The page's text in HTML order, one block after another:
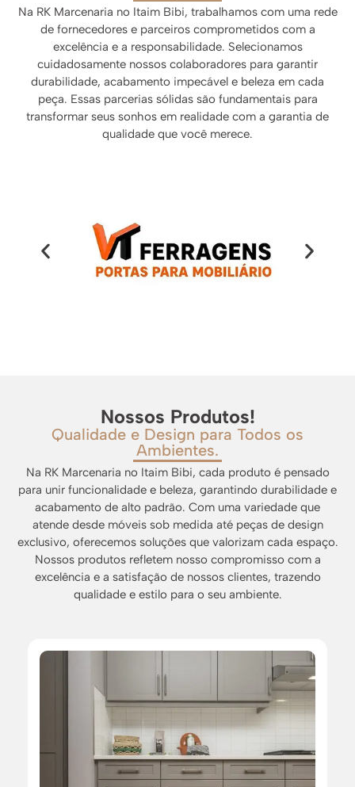
Na RK Marcenaria no Itaim Bibi, trabalhamos com uma rede
de fornecedores e parceiros comprometidos com a
excelência e a responsabilidade. Selecionamos
cuidadosamente nossos colaboradores para garantir
durabilidade, acabamento impecável e beleza em cada
peça. Essas parcerias sólidas são fundamentais para
transformar seus sonhos em realidade com a garantia de
qualidade que você merece.
Nossos Produtos!
Qualidade e Design para Todos os
Ambientes.
Na RK Marcenaria no Itaim Bibi, cada produto é pensado
para unir funcionalidade e beleza, garantindo durabilidade e
acabamento de alto padrão. Com uma variedade que
atende desde móveis sob medida até peças de design
exclusivo, oferecemos soluções que valorizam cada espaço.
Nossos produtos refletem nosso compromisso com a
excelência e a satisfação de nossos clientes, trazendo
qualidade e estilo para o seu ambiente.